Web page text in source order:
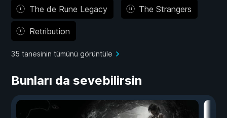
The de Rune Legacy The Strangers
Retribution
35 tanesinin tümünü görüntüle
Bunları da sevebilirsin